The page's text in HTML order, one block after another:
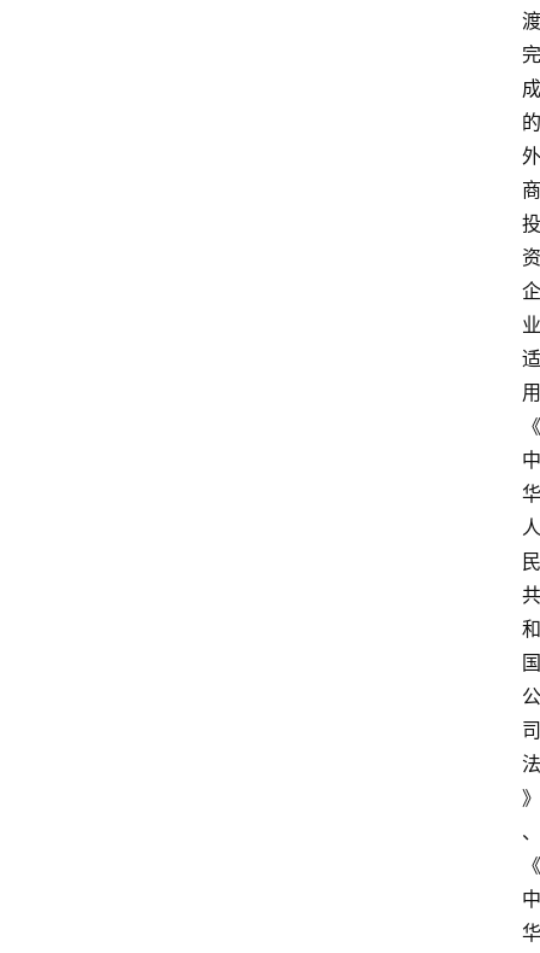
渡
完
成
的
外
商
投
资
企
业
适
用
《
中
华
人
民
共
和
国
公
司
法
》
、
《
中
华